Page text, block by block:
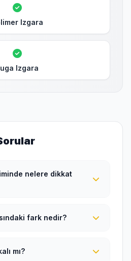
Izgara
Izgara
nelere dikkat
fark nedir?
mı?